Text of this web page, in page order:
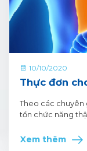
10/10/2020
Thực đơn
dinh dưỡng,
Theo các chuyên
tồn chức năng
món gì, uống sữa
Xem thêm